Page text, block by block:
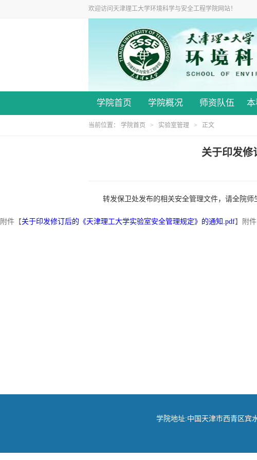
欢迎访问天津理工大学环境科学与安全工程学院网站！
学院首页 学院概况 师资队伍
当前位置： 学院首页 > 实验室管理 > 正文
关于印发修
转发保卫处发布的相关安全管理文件，请全院师
附件【关于印发修订后的《天津理工大学实验室安全管理规定》的通知.pdf】 附
学院地址:中国天津市西青区宾